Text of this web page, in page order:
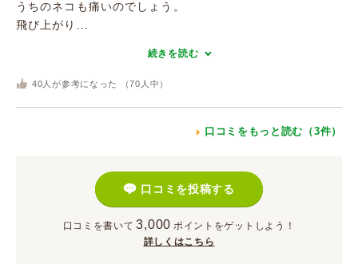
うちのネコも痛いのでしょう。
飛び上がり...
続きを読む
40 人が参考になった （70 人中）
口コミをもっと読む（3件）
口コミを投稿する
口コミを書いて 3,000 ポイント をゲットしよう！
詳しくはこちら